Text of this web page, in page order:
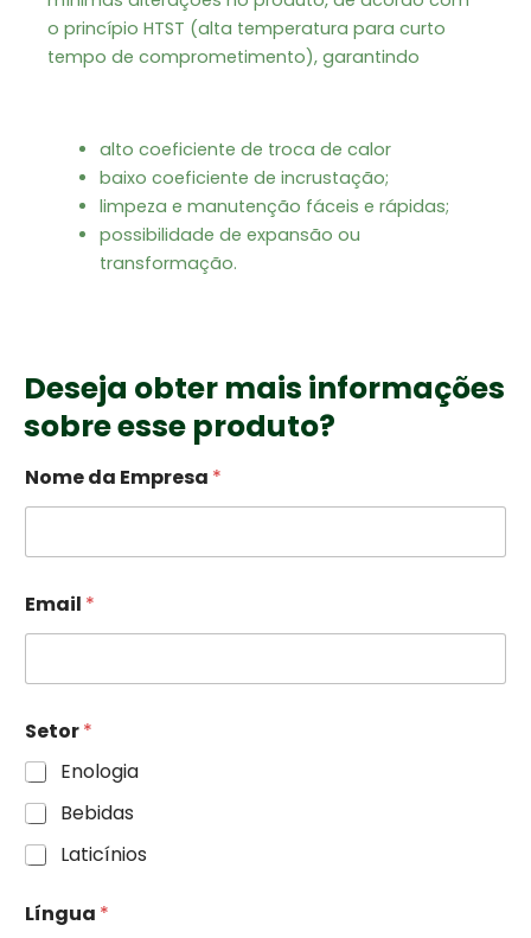
o princípio HTST (alta temperatura para curto
tempo de comprometimento), garantindo
alto coeficiente de troca de calor
baixo coeficiente de incrustação;
limpeza e manutenção fáceis e rápidas;
possibilidade de expansão ou
transformação.
Deseja obter mais informações
sobre esse produto?
Nome da Empresa *
Email *
Setor*
Enologia
Bebidas
Laticínios
Língua *